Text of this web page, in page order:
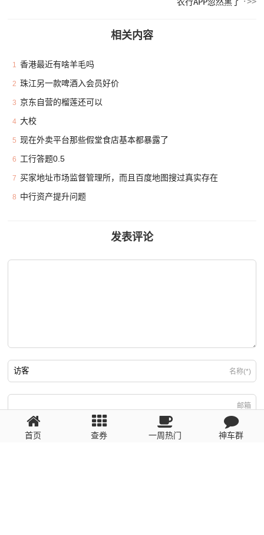
相关内容
1 香港最近有啥羊毛吗
2 珠江另一款啤酒入会员好价
3 京东自营的榴莲还可以
4 大校
5 现在外卖平台那些假堂食店基本都暴露了
6 工行答题0.5
7 买家地址市场监督管理所，而且百度地图搜过真实存在
8 中行资产提升问题
发表评论
名称(*)
邮箱
回复需填写必要信息
首页 查券 一周热门 神车群